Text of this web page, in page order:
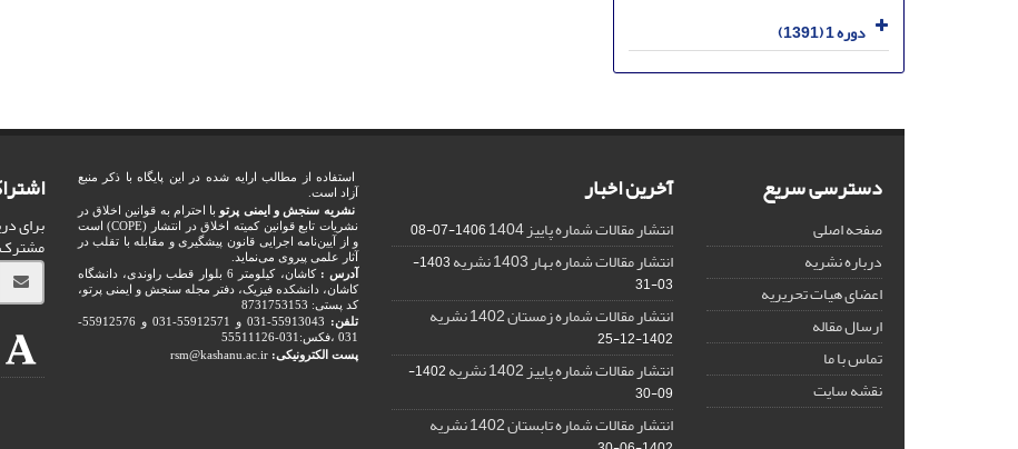
دوره 1 (1391)
دسترسی سریع
صفحه اصلی
درباره نشریه
اعضای هیات تحریریه
ارسال مقاله
تماس با ما
نقشه سایت
آخرین اخبار
انتشار مقالات شماره پاییز 1404 1406-07-08
انتشار مقالات شماره بهار 1403 نشریه
1403-
03-31
انتشار مقالات شماره زمستان 1402 نشریه
1402-12-25
انتشار مقالات شماره پاییز 1402 نشریه
1402-
09-30
انتشار مقالات شماره تابستان 1402 نشریه
استفاده از مطالب ارایه شده در این پایگاه با ذکر منبع
آزاد است.
نشریه سنجش و ایمنی پرتو با احترام به قوانین اخلاق در
نشریات تابع قوانین کمیته اخلاق در انتشار (COPE) است
و از آیین‌نامه اجرایی قانون پیشگیری و مقابله با تقلب در
آثار علمی پیروی می‌نماید.
آدرس :
کاشان، کیلومتر 6 بلوار قطب راوندی، دانشگاه
کاشان، دانشکده فیزیک، دفتر مجله سنجش و ایمنی پرتو،
کد پستی: 8731753153
تلفن:
55913043-031 و 55912571-031 و 55912576-
031 ،فکس:031-55511126
پست الکترونیکی: rsm@kashanu.ac.ir
برای